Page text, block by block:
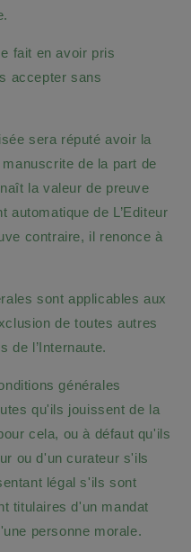
fait en avoir pris
accepter sans
sera réputé avoir la
de la part de
la valeur de preuve
de L’Editeur
contraire, il renonce à
sont applicables aux
de toutes autres
de l’Internaute.
générales
qu'ils jouissent de la
cela, ou à défaut qu'ils
ou d'un curateur s'ils
légal s'ils sont
titulaires d'un mandat
personne morale.